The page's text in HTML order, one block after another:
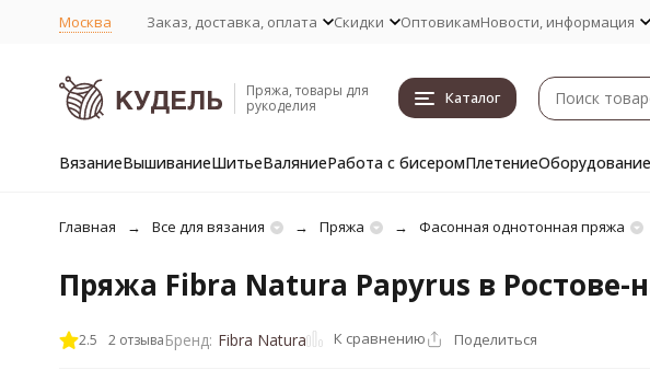
Москва Заказ, доставка, оплата Скидки ОптовикамНовости, информация
Пряжа, товары для
рукоделия
Каталог
ВязаниеВышиваниеШитьеВаляниеРабота с бисеромПлетениеОборудование
Главная Все для вязания Пряжа Фасонная однотонная пряжа
Пряжа Fibra Natura Papyrus в Ростове-
2.5 2 отзываБренд: Fibra Natura К сравнению Поделиться